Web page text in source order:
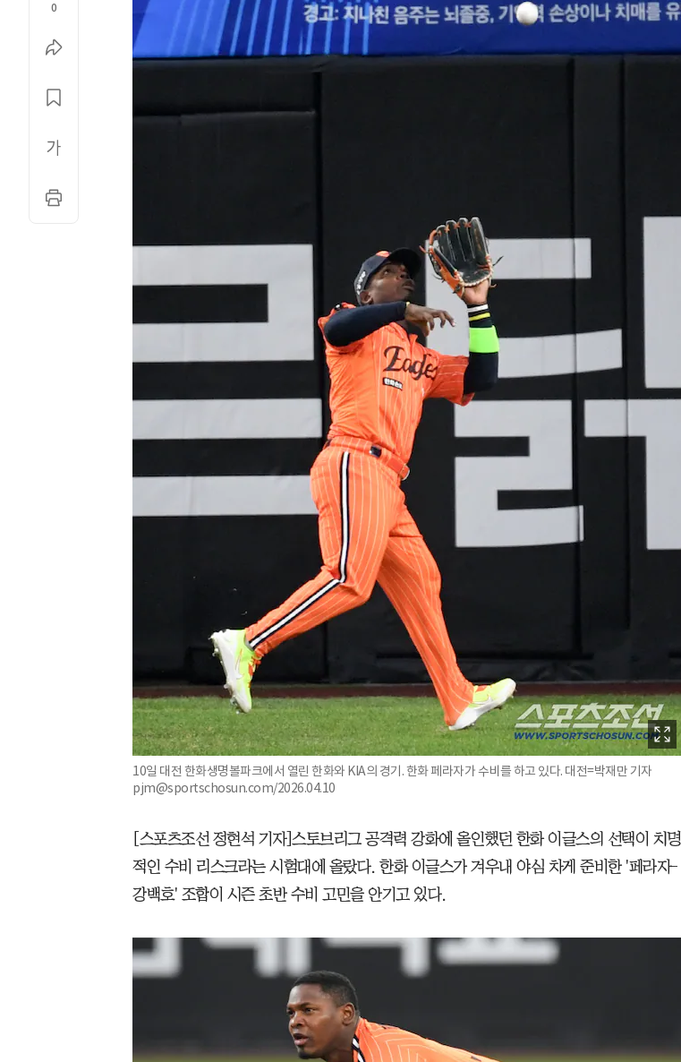
0
10일 대전 한화생명볼파크에서 열린 한화와 KIA의 경기. 한화 페라자가 수비를 하고 있다. 대전=박재만 기자
pjm@sportschosun.com/2026.04.10
[스포츠조선 정현석 기자]스토브리그 공격력 강화에 올인했던 한화 이글스의 선택이 치명
적인 수비 리스크라는 시험대에 올랐다. 한화 이글스가 겨우내 야심 차게 준비한 '페라자-
강백호' 조합이 시즌 초반 수비 고민을 안기고 있다.